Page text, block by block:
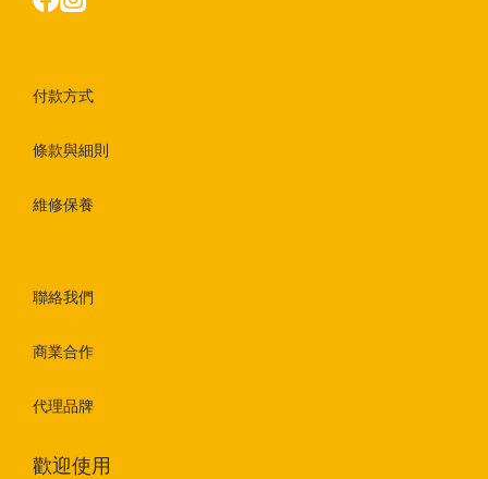
付款方式
條款與細則
維修保養
聯絡我們
商業合作
代理品牌
歡迎使用